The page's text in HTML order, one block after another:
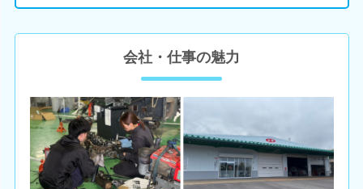
会社・仕事の魅力